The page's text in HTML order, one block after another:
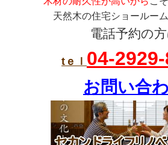
天然木の住宅ショールー
電話予約の
tｅｌ 04-
お問い合